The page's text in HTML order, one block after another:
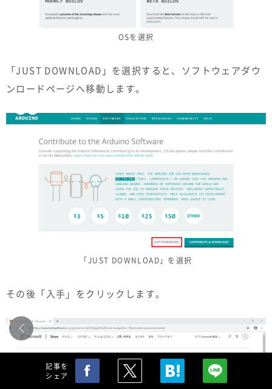
OSを選択
「JUST DOWNLOAD」を選択すると、ソフトウェアダウ
ンロードページへ移動します。
「JUST DOWNLOAD」を選択
その後「入手」をクリックします。
記事を
シェア